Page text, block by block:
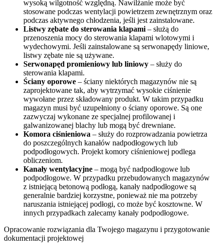
wysoką wilgotność względną. Nawilżanie może być
stosowane podczas wentylacji powietrzem zewnętrznym oraz
podczas aktywnego chłodzenia, jeśli jest zainstalowane.
Listwy zębate do sterowania klapami – służą do
przenoszenia mocy do sterowania klapami wlotowymi i
wydechowymi. Jeśli zainstalowane są serwonapędy liniowe,
listwy zębate nie są używane.
Serwonapęd promieniowy lub liniowy – służy do
sterowania klapami.
Ściany oporowe – ściany niektórych magazynów nie są
zaprojektowane tak, aby wytrzymać wysokie ciśnienie
wywołane przez składowany produkt. W takim przypadku
magazyn musi być uzupełniony o ściany oporowe. Są one
zazwyczaj wykonane ze specjalnej profilowanej i
galwanizowanej blachy lub mogą być drewniane.
Komora ciśnieniowa – służy do rozprowadzania powietrza
do poszczególnych kanałów nadpodłogowych lub
podpodłogowych. Projekt komory ciśnieniowej podlega
obliczeniom.
Kanały wentylacyjne – mogą być nadpodłogowe lub
podpodłogowe. W przypadku przebudowanych magazynów
z istniejącą betonową podłogą, kanały nadpodłogowe są
generalnie bardziej korzystne, ponieważ nie ma potrzeby
naruszania istniejącej podłogi, co może być kosztowne. W
innych przypadkach zalecamy kanały podpodłogowe.
Opracowanie rozwiązania dla Twojego magazynu i przygotowanie
dokumentacji projektowej